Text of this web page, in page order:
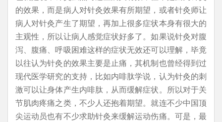
的效果，而是病人对针灸效果有所期望，或者针灸师让
病人对针灸产生了期望，再加上很多症状本身有很大的
主观性，所以让病人感觉症状好多了。如果说针灸对腹
泻、腹痛、呼吸困难这样的症状无效还可以理解，毕竟
以往认为针灸的效果主要是止痛，其机制也曾经得到过
现代医学研究的支持，比如内啡肽学说，认为针灸的刺
激可以让身体产生内啡肽，从而缓解症状。所以对于关
节肌肉疼痛之类，不少人还抱着期望。就连不少中国顶
尖运动员也有不少求助针灸来缓解运动伤痛。可是，最